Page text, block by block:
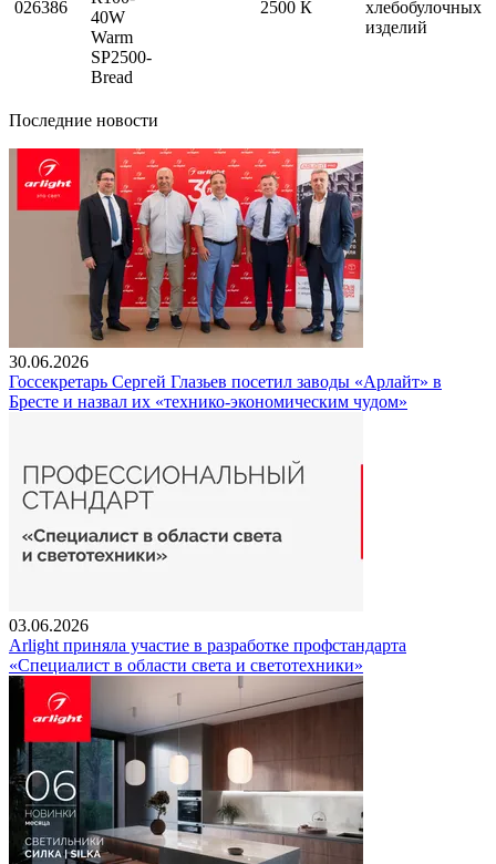
026386
40W
Warm
SP2500-
Bread
2500 К
хлебобулочных
изделий
Последние новости
30.06.2026
Госсекретарь Сергей Глазьев посетил заводы «Арлайт» в
Бресте и назвал их «технико-экономическим чудом»
03.06.2026
Arlight приняла участие в разработке профстандарта
«Специалист в области света и светотехники»